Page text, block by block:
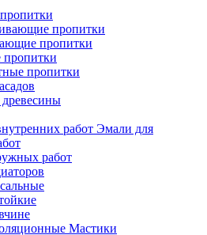
пропитки
пропитки
пропитки
Эмали для
работ
Мастики